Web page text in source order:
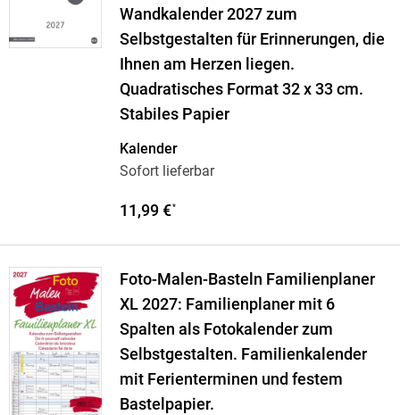
Wandkalender 2027 zum
Selbstgestalten für Erinnerungen, die
Ihnen am Herzen liegen.
Quadratisches Format 32 x 33 cm.
Stabiles Papier
Kalender
Sofort lieferbar
11,99 €*
Foto-Malen-Basteln Familienplaner
XL 2027: Familienplaner mit 6
Spalten als Fotokalender zum
Selbstgestalten. Familienkalender
mit Ferienterminen und festem
Bastelpapier.